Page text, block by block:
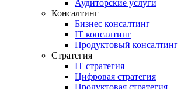
Аудиторские услуги
Консалтинг
Бизнес консалтинг
IT консалтинг
Продуктовый консалтинг
Стратегия
IT стратегия
Цифровая стратегия
Продуктовая стратегия